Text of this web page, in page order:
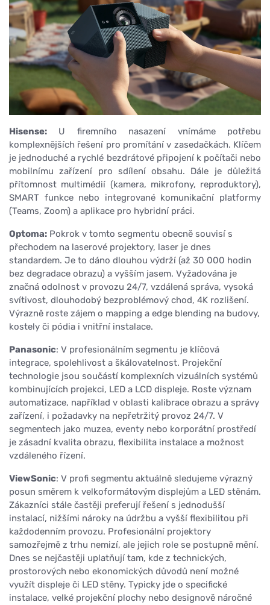
Hisense: U firemního nasazení vnímáme potřebu
komplexnějších řešení pro promítání v zasedačkách. Klíčem
je jednoduché a rychlé bezdrátové připojení k počítači nebo
mobilnímu zařízení pro sdílení obsahu. Dále je důležitá
přítomnost multimédií (kamera, mikrofony, reproduktory),
SMART funkce nebo integrované komunikační platformy
(Teams, Zoom) a aplikace pro hybridní práci.
Optoma: Pokrok v tomto segmentu obecně souvisí s
přechodem na laserové projektory, laser je dnes
standardem. Je to dáno dlouhou výdrží (až 30 000 hodin
bez degradace obrazu) a vyšším jasem. Vyžadována je
značná odolnost v provozu 24/7, vzdálená správa, vysoká
svítivost, dlouhodobý bezproblémový chod, 4K rozlišení.
Výrazně roste zájem o mapping a edge blending na budovy,
kostely či pódia i vnitřní instalace.
Panasonic: V profesionálním segmentu je klíčová
integrace, spolehlivost a škálovatelnost. Projekční
technologie jsou součástí komplexních vizuálních systémů
kombinujících projekci, LED a LCD displeje. Roste význam
automatizace, například v oblasti kalibrace obrazu a správy
zařízení, i požadavky na nepřetržitý provoz 24/7. V
segmentech jako muzea, eventy nebo korporátní prostředí
je zásadní kvalita obrazu, flexibilita instalace a možnost
vzdáleného řízení.
ViewSonic: V profi segmentu aktuálně sledujeme výrazný
posun směrem k velkoformátovým displejům a LED stěnám.
Zákazníci stále častěji preferují řešení s jednodušší
instalací, nižšími nároky na údržbu a vyšší flexibilitou při
každodenním provozu. Profesionální projektory
samozřejmě z trhu nemizí, ale jejich role se postupně mění.
Dnes se nejčastěji uplatňují tam, kde z technických,
prostorových nebo ekonomických důvodů není možné
využít displeje či LED stěny. Typicky jde o specifické
instalace, velké projekční plochy nebo designově náročné